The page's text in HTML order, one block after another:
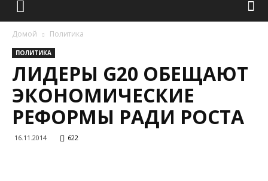
Домой Политика
ПОЛИТИКА
ЛИДЕРЫ G20 ОБЕЩАЮТ
ЭКОНОМИЧЕСКИЕ
РЕФОРМЫ РАДИ РОСТА
16.11.2014 622